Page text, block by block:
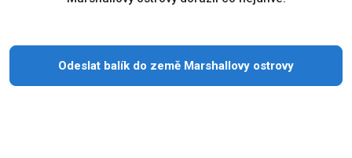
Odeslat balík do země Marshallovy ostrovy